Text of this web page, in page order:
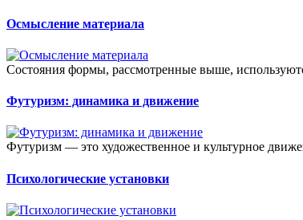
Осмысление материала
Состояния формы, рассмотренные выше,
Футуризм: динамика и движение
Футуризм — это художественное и культурное
Психологические установки